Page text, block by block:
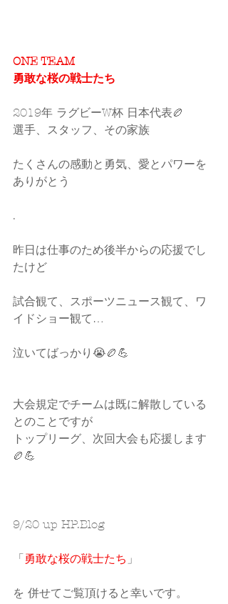
ONE TEAM
勇敢な桜の戦士たち
2019年 ラグビーW杯 日本代表🏉
選手、スタッフ、その家族
たくさんの感動と勇気、愛とパワーを
ありがとう
.
昨日は仕事のため後半からの応援でし
たけど
試合観て、スポーツニュース観て、ワ
イドショー観て…
泣いてばっかり😭🏉💪
大会規定でチームは既に解散している
とのことですが
トップリーグ、次回大会も応援します
🏉💪
9/20 up HP.Blog
「 勇敢な桜の戦士たち 」
を 併せてご覧頂けると幸いです。